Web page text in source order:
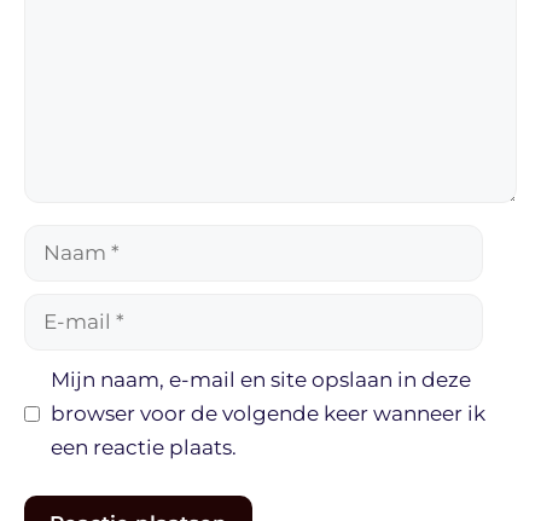
Naam
Mijn naam, e-mail en site opslaan in deze
browser voor de volgende keer wanneer ik
een reactie plaats.